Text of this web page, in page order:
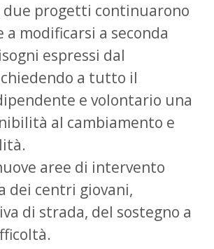
due progetti continuarono
a modificarsi a seconda
espressi dal
a tutto il
e volontario una
al cambiamento e
aree di intervento
dei centri giovani,
di strada, del sostegno a